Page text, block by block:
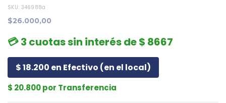
SKU: 346988a
$26.000,00
💳 3 cuotas sin interés de $ 8667
$ 18.200 en Efectivo (en el local)
$ 20.800 por Transferencia